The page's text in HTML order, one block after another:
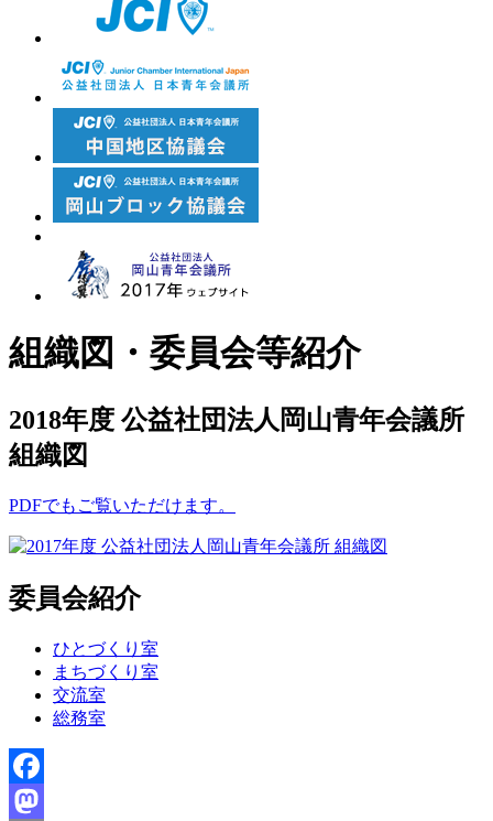
組織図・委員会等紹介
2018年度 公益社団法人岡山青年会議所
組織図
PDFでもご覧いただけます。
委員会紹介
ひとづくり室
まちづくり室
交流室
総務室
Facebook